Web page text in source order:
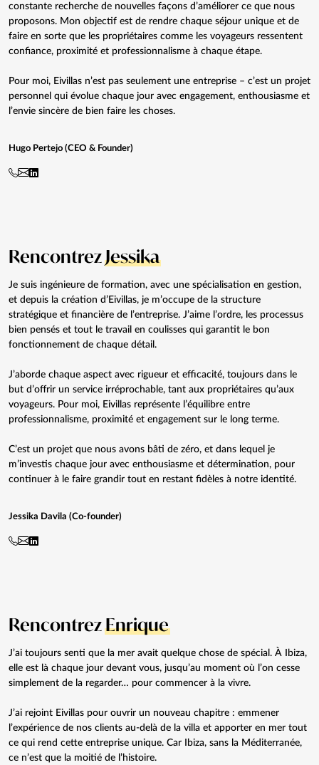
constante recherche de nouvelles façons d’améliorer ce que nous
proposons. Mon objectif est de rendre chaque séjour unique et de
faire en sorte que les propriétaires comme les voyageurs ressentent
confiance, proximité et professionnalisme à chaque étape.
Pour moi, Eivillas n’est pas seulement une entreprise – c’est un projet
personnel qui évolue chaque jour avec engagement, enthousiasme et
l’envie sincère de bien faire les choses.
Hugo Pertejo (CEO & Founder)
RencontrezJessika
Je suis ingénieure de formation, avec une spécialisation en gestion,
et depuis la création d’Eivillas, je m’occupe de la structure
stratégique et financière de l’entreprise. J’aime l’ordre, les processus
bien pensés et tout le travail en coulisses qui garantit le bon
fonctionnement de chaque détail.
J’aborde chaque aspect avec rigueur et efficacité, toujours dans le
but d’offrir un service irréprochable, tant aux propriétaires qu’aux
voyageurs. Pour moi, Eivillas représente l’équilibre entre
professionnalisme, proximité et engagement sur le long terme.
C’est un projet que nous avons bâti de zéro, et dans lequel je
m’investis chaque jour avec enthousiasme et détermination, pour
continuer à le faire grandir tout en restant fidèles à notre identité.
Jessika Davila (Co-founder)
RencontrezEnrique
J’ai toujours senti que la mer avait quelque chose de spécial. À Ibiza,
elle est là chaque jour devant vous, jusqu’au moment où l’on cesse
simplement de la regarder… pour commencer à la vivre.
J’ai rejoint Eivillas pour ouvrir un nouveau chapitre : emmener
l’expérience de nos clients au-delà de la villa et apporter en mer tout
ce qui rend cette entreprise unique. Car Ibiza, sans la Méditerranée,
ce n’est que la moitié de l’histoire.